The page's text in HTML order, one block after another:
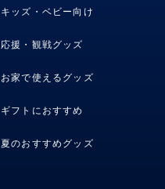
キッズ・ベビー向け
応援・観戦グッズ
お家で使えるグッズ
ギフトにおすすめ
夏のおすすめグッズ